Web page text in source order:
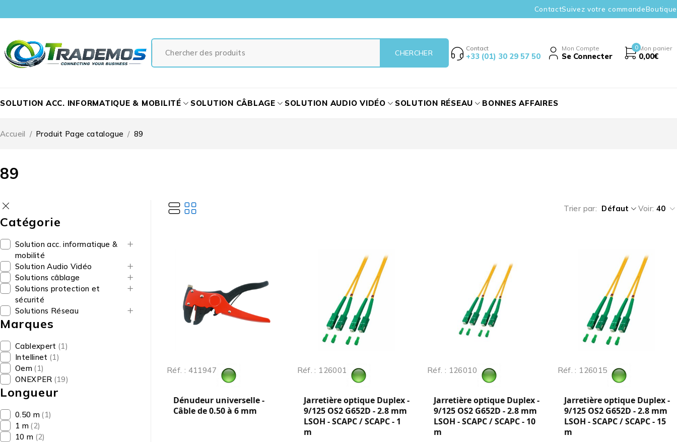
ContactSuivez votre commandeBoutique
Contact
+33 (01) 30 29 57 50
Mon Compte
Se Connecter
0 Mon panier
0,00€
SOLUTION ACC. INFORMATIQUE & MOBILITÉ SOLUTION CÂBLAGE SOLUTION AUDIO VIDÉO SOLUTION RÉSEAU BONNES AFFAIRES
89
Accueil / Produit Page catalogue / 89
Catégorie
Solution acc. informatique &
mobilité
Solution Audio Vidéo
Solutions câblage
Solutions protection et
sécurité
Solutions Réseau
Marques
Cablexpert (1)
Intellinet (1)
Oem (1)
ONEXPER (19)
Longueur
0.50 m (1)
1 m (2)
10 m (2)
Trier par Défaut Voir: 40
Réf. : 411947
Dénudeur universelle -
Câble de 0.50 à 6 mm
Réf. : 126001
Jarretière optique Duplex -
9/125 OS2 G652D - 2.8 mm
LSOH - SCAPC / SCAPC - 1
m
Réf. : 126010
Jarretière optique Duplex -
9/125 OS2 G652D - 2.8 mm
LSOH - SCAPC / SCAPC - 10
m
Réf. : 126015
Jarretière optique Duplex -
9/125 OS2 G652D - 2.8 mm
LSOH - SCAPC / SCAPC - 15
m